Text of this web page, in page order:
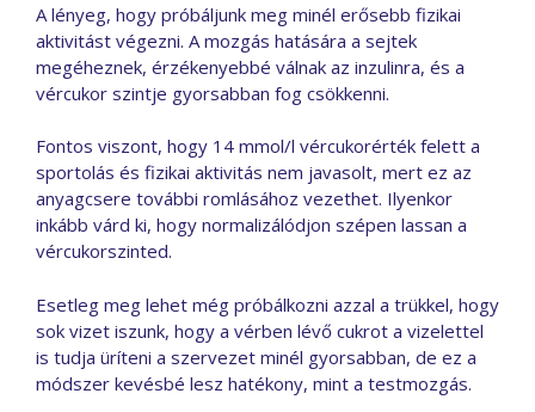
A lényeg, hogy próbáljunk meg minél erősebb fizikai
aktivitást végezni. A mozgás hatására a sejtek
megéheznek, érzékenyebbé válnak az inzulinra, és a
vércukor szintje gyorsabban fog csökkenni.
Fontos viszont, hogy 14 mmol/l vércukorérték felett a
sportolás és fizikai aktivitás nem javasolt, mert ez az
anyagcsere további romlásához vezethet. Ilyenkor
inkább várd ki, hogy normalizálódjon szépen lassan a
vércukorszinted.
Esetleg meg lehet még próbálkozni azzal a trükkel, hogy
sok vizet iszunk, hogy a vérben lévő cukrot a vizelettel
is tudja üríteni a szervezet minél gyorsabban, de ez a
módszer kevésbé lesz hatékony, mint a testmozgás.